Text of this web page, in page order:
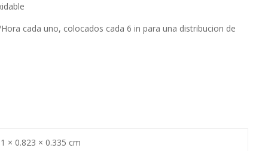
cada uno, colocados cada 6 in para una distribucion de
× 0.823 × 0.335 cm